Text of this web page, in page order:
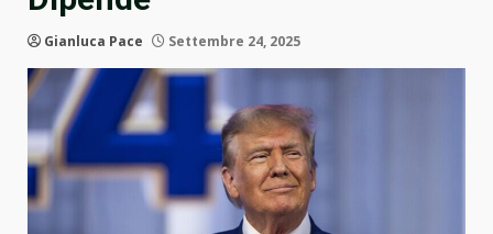
Gianluca Pace Settembre 24, 2025